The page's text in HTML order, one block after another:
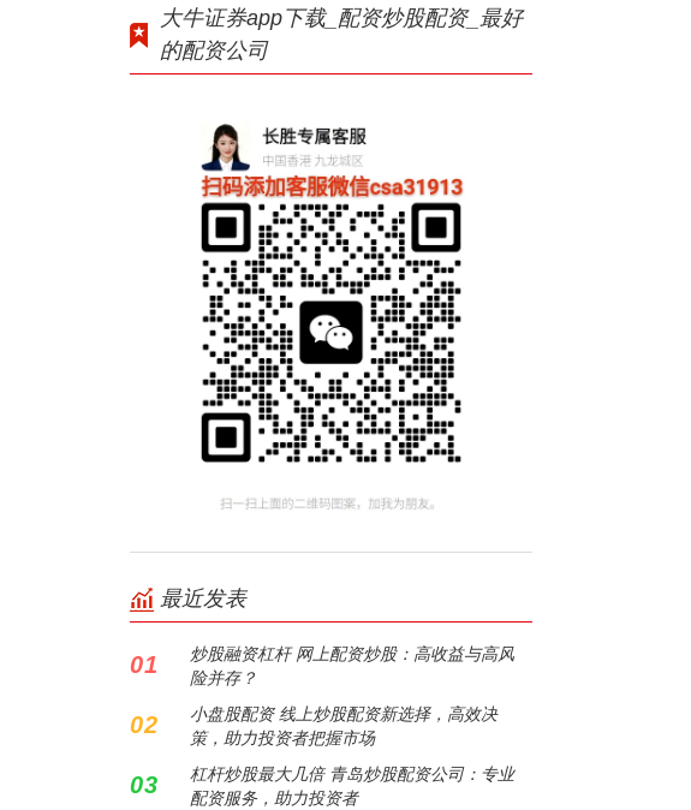
大牛证券app下载_配资炒股配资_最好
的配资公司
最近发表
01
炒股融资杠杆 网上配资炒股：高收益与高风
险并存？
02
小盘股配资 线上炒股配资新选择，高效决
策，助力投资者把握市场
03
杠杆炒股最大几倍 青岛炒股配资公司：专业
配资服务，助力投资者